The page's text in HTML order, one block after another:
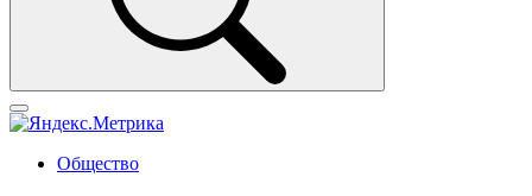
Общество